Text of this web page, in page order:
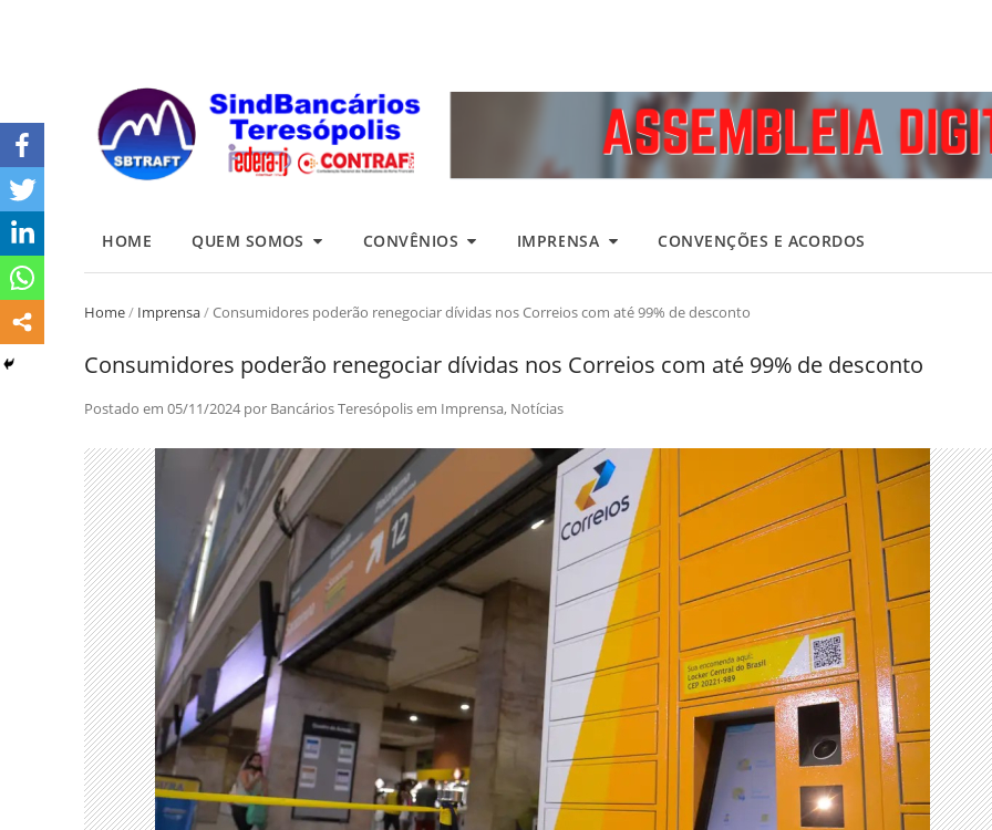
HOME QUEM SOMOS CONVÊNIOS IMPRENSA CONVENÇÕES E ACORDOS
Home/ Imprensa/Consumidores poderão renegociar dívidas nos Correios com até 99% de desconto
Consumidores poderão renegociar dívidas nos Correios com até 99% de desconto
Postado em 05/11/2024 por Bancários Teresópolisem Imprensa, Notícias